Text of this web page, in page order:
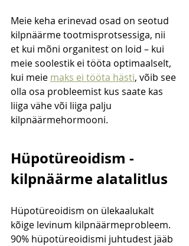
Meie keha erinevad osad on seotud
kilpnäärme tootmisprotsessiga, nii
et kui mõni organitest on loid – kui
meie soolestik ei tööta optimaalselt,
kui meie maks ei tööta hästi, võib see
olla osa probleemist kus saate kas
liiga vähe või liiga palju
kilpnäärmehormooni.
Hüpotüreoidism -
kilpnäärme alatalitlus
Hüpotüreoidism on ülekaalukalt
kõige levinum kilpnäärmeprobleem.
90% hüpotüreoidismi juhtudest jääb